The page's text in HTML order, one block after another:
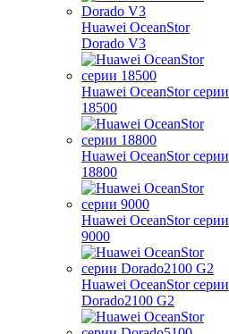
Huawei OceanStor
Dorado V3
Huawei OceanStor серии
18500
Huawei OceanStor серии
18800
Huawei OceanStor серии
9000
Huawei OceanStor серии
Dorado2100 G2